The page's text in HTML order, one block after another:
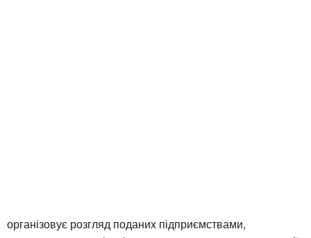
організовує розгляд поданих підприємствами,